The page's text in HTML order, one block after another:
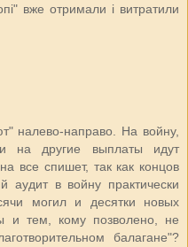
вже отримали і витратили
налево-направо. На войну,
на другие выплаты идут
все спишет, так как концов
аудит в войну практически
могил и десятки новых
и тем, кому позволено, не
балагане"?